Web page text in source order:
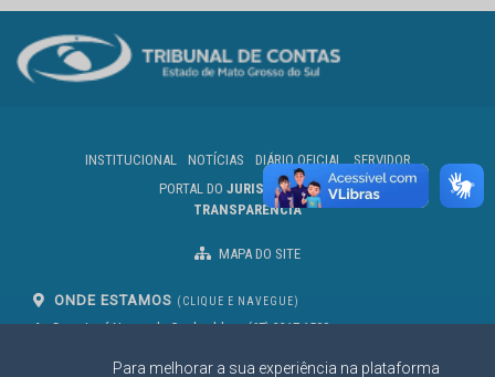
Para melhorar a sua experiência na plataforma
INSTITUCIONAL NOTÍCIAS DIÁRIO OFICIAL
SERVIDOR
PORTAL DO JURISDICIONADO
TRANSPARÊNCIA
MAPA DO SITE
ONDE ESTAMOS (CLIQUE E NAVEGUE)
Av. Des. José Nunes da Cunha, bloco
Campo Grande/MS
(67) 3317-1500